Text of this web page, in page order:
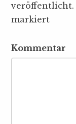
veröffentlicht.
markiert
Kommentar